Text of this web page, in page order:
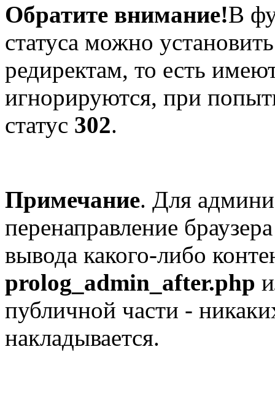
Обратите внимание!В
статуса можно
редиректам, то есть
игнорируются, при
статус 302.
Примечание. Для
перенаправление
вывода какого-либо
prolog_admin_after.php
публичной части -
накладывается.